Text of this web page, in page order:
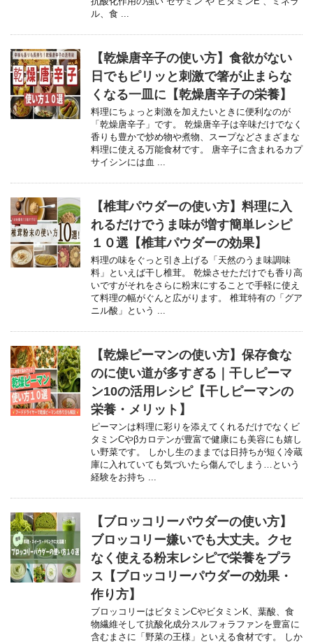
ル、食 ...
【乾燥唐辛子の使い方】食欲がない
日でもピリッと刺激で箸が止まらな
くなる一皿に【乾燥唐辛子の栄養】
料理にちょっと刺激を加えたいときに便利なのが
「乾燥唐辛子」です。 乾燥唐辛子は辛味だけでなく
香りも豊かで炒め物や煮物、スープなどさまざまな
料理に使える万能食材です。 唐辛子に含まれるカプ
サイシンには血 ...
【椎茸パウダーの使い方】料理に入
れるだけでうま味が増す簡単レシピ
１０選【椎茸パウダーの効果】
料理の味をぐっと引き上げる「天然のうま味調味
料」といえば干し椎茸。 乾燥させただけでも香り高
いですがそれをさらに粉末にすることで手軽に使え
て料理の幅がぐんと広がります。 椎茸特有の「グア
ニル酸」という ...
【乾燥ピーマンの使い方】保存食な
のに使い道が多すぎる｜干しピーマ
ン10の活用レシピ【干しピーマンの
栄養・メリット】
ピーマンは料理に彩りを添えてくれるだけでなくビ
タミンCやβカロテンが豊富で健康にも美容にも嬉し
い野菜です。 しかし生のままでは日持ちが短く冷蔵
庫に入れていても気づいたら傷んでしまう…という
経験をお持ち ...
【ブロッコリーパウダーの使い方】
ブロッコリー嫌いでも大丈夫。クセ
なく使える粉末レシピで栄養をプラ
ス【ブロッコリーパウダーの効果・
作り方】
ブロッコリーはビタミンCやビタミンK、葉酸、食
物繊維そして抗酸化成分スルフォラファンを豊富に
含むまさに「野菜の王様」といえる食材です。 しか